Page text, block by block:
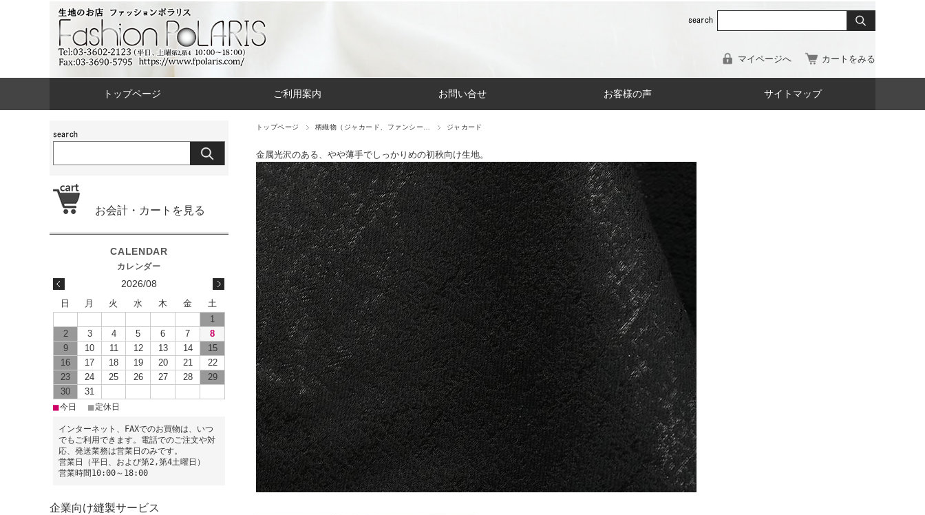
マイページへ カートをみる
トップページ ご利用案内 お問い合せ お客様の声 サイトマップ
トップページ 柄織物（ジャカード、ファンシー… ジャカード
金属光沢のある、やや薄手でしっかりめの初秋向け生地。
お会計・カートを見る
2026/08
日 月 火 水 木 金
土
1
2
3 4 5 6 7
8
9
10 11 12 13 14
15
16
17 18 19 20 21
22
23
24 25 26 27 28
29
30
31
■今日 ■ 定休日
インターネット、FAXでのお買物は、いつ
でもご利用できます。電話でのご注文や対
応、発送業務は営業日のみです。
営業日（平日、および第2,第4土曜日）
営業時間10:00～18:00
企業向け縫製サービス